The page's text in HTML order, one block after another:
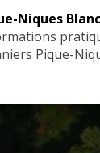
Niques
Pique-